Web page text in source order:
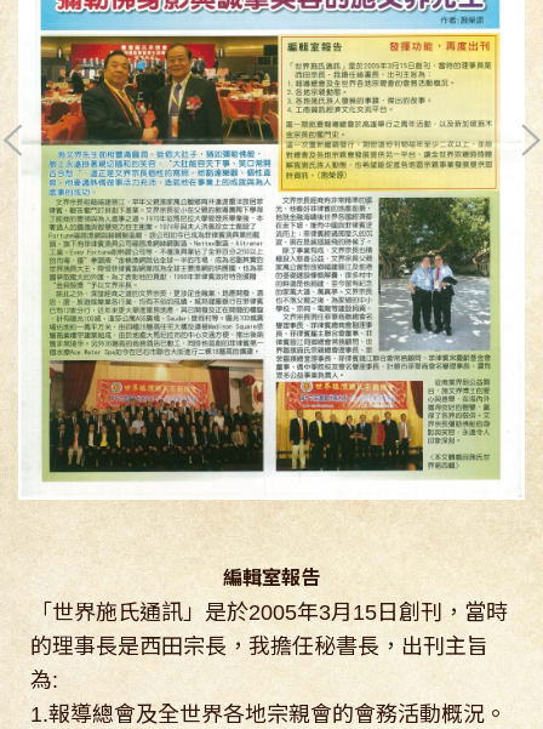
編輯室報告
「世界施氏通訊」是於2005年3月15日創刊，當時
的理事長是西田宗長，我擔任秘書長，出刊主旨
為:
1.報導總會及全世界各地宗親會的會務活動概況。